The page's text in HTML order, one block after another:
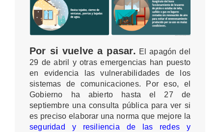
Por si vuelve a pasar. El apagón del
29 de abril y otras emergencias han puesto
en evidencia las vulnerabilidades de los
sistemas de comunicaciones. Por eso, el
Gobierno ha abierto hasta el 27 de
septiembre una consulta pública para ver si
es preciso elaborar una norma que mejore la
seguridad y resiliencia de las redes y